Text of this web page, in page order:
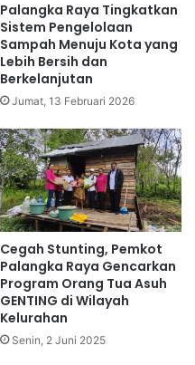
Palangka Raya Tingkatkan
Sistem Pengelolaan
Sampah Menuju Kota yang
Lebih Bersih dan
Berkelanjutan
Jumat, 13 Februari 2026
Cegah Stunting, Pemkot
Palangka Raya Gencarkan
Program Orang Tua Asuh
GENTING di Wilayah
Kelurahan
Senin, 2 Juni 2025